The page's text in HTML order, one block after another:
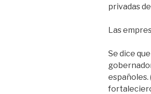
privadas
Las
Se dice
españoles.